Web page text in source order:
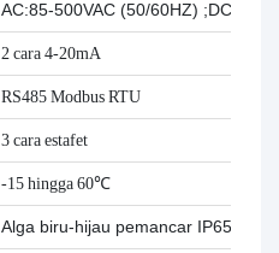
AC:85-500VAC (50/60HZ)
2 cara 4-20mA
RS485 Modbus RTU
3 cara estafet
-15 hingga 60℃
Alga biru-hijau pemancar IP65,